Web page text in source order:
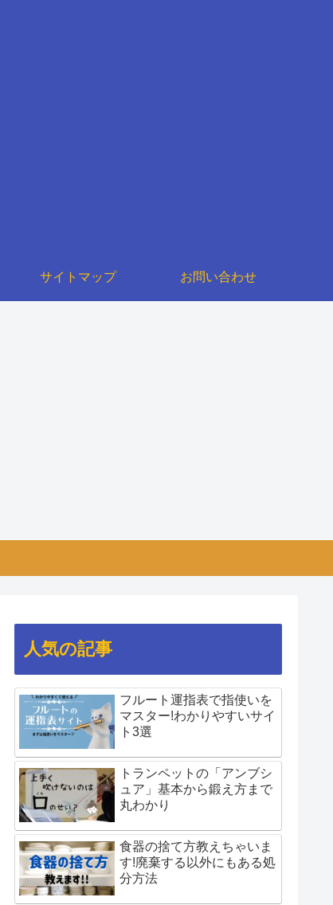
サイトマップ お問い合わせ
人気の記事
フルート運指表で指使いを
マスター!わかりやすいサイ
ト3選
トランペットの「アンブシ
ュア」基本から鍛え方まで
丸わかり
食器の捨て方教えちゃいま
す!廃棄する以外にもある処
分方法